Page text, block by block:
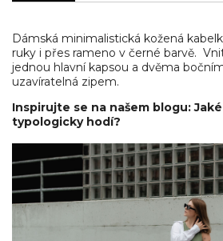
Dámská minimalistická kožená
ruky i přes rameno v černé barvě.
jednou hlavní kapsou a dvěma
uzavíratelná zipem.
Inspirujte se na našem blogu:
typologicky hodí?